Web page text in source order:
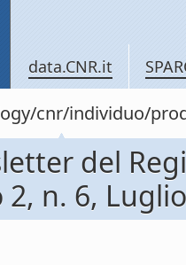
data.CNR.it
cnr/individuo/
del
n. 6,